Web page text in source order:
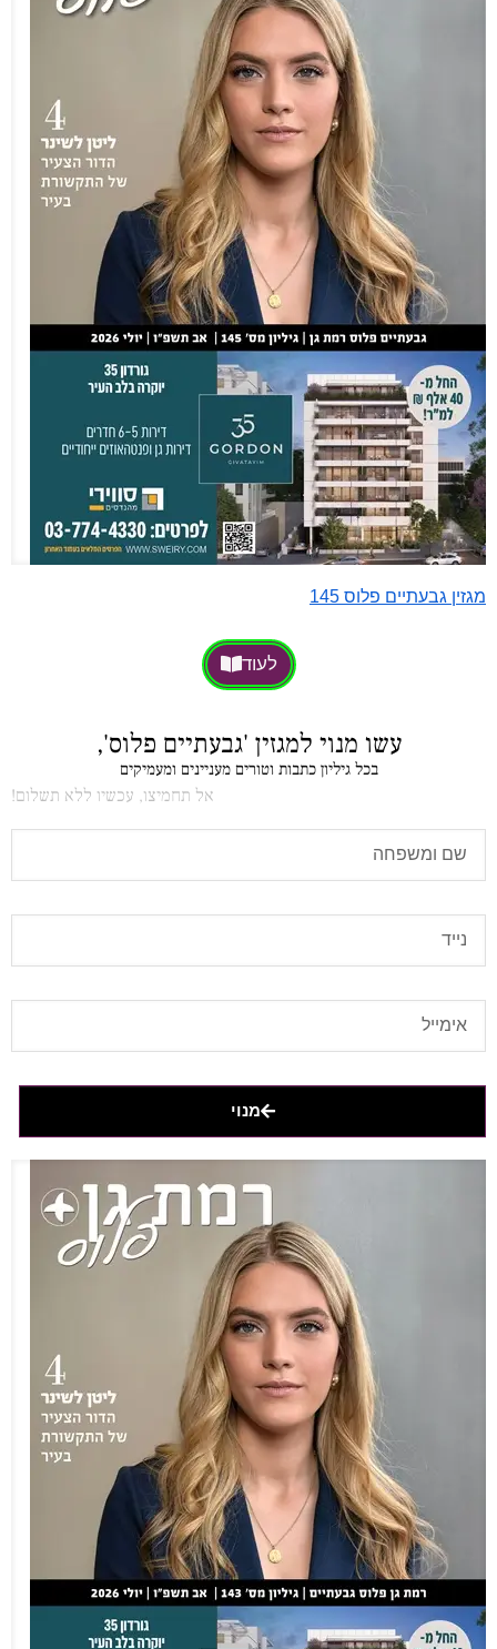
מגזין גבעתיים פלוס 145
לעוד
עשו מנוי למגזין 'גבעתיים פלוס',
בכל גיליון כתבות וטורים מעניינים ומעמיקים
אל תחמיצו, עכשיו ללא תשלום!
מנוי